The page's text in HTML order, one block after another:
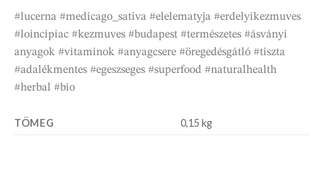
#lucerna #medicago_sativa #elelematyja #erdelyikezmuves
#loincipiac #kezmuves #budapest #természetes #ásványi
anyagok #vitaminok #anyagcsere #öregedésgátló #tiszta
#adalékmentes #egeszseges #superfood #naturalhealth
#herbal #bio
TÖMEG 0,15 kg